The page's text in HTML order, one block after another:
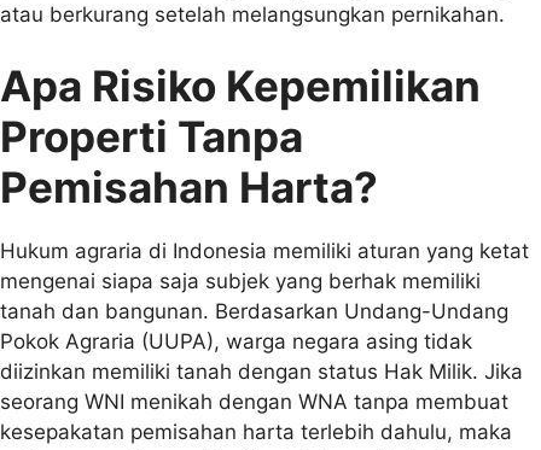
atau berkurang setelah melangsungkan pernikahan.
Apa Risiko Kepemilikan
Properti Tanpa
Pemisahan Harta?
Hukum agraria di Indonesia memiliki aturan yang ketat
mengenai siapa saja subjek yang berhak memiliki
tanah dan bangunan. Berdasarkan Undang-Undang
Pokok Agraria (UUPA), warga negara asing tidak
diizinkan memiliki tanah dengan status Hak Milik. Jika
seorang WNI menikah dengan WNA tanpa membuat
kesepakatan pemisahan harta terlebih dahulu, maka